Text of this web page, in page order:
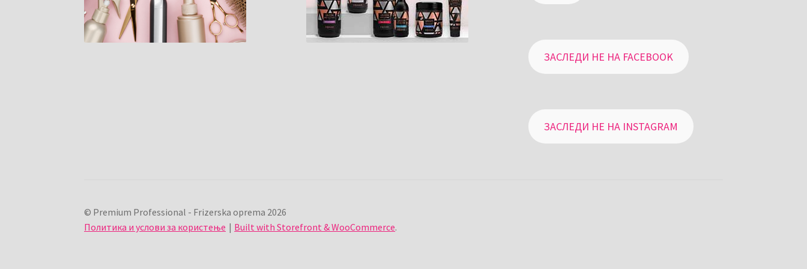
ЗАСЛЕДИ НЕ НА FACEBOOK
ЗАСЛЕДИ НЕ НА INSTAGRAM
© Premium Professional - Frizerska oprema 2026
Политика и услови за користење
Built with Storefront & WooCommerce.